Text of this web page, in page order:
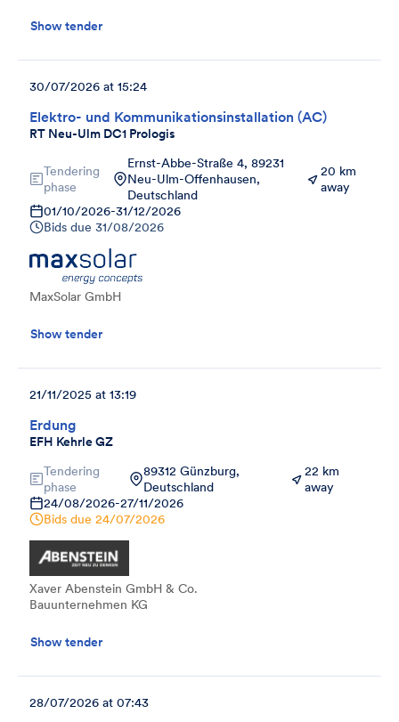
Show tender
Elektro- und Kommunikationsinstallation (AC)
RT Neu-Ulm DC1 Prologis
30/07/2026 at 15:24
Tendering
phase
Ernst-Abbe-Straße 4, 89231
Neu-Ulm-Offenhausen,
Deutschland
20 km
away
01/10/2026-31/12/2026
Bids due 31/08/2026
MaxSolar GmbH
Show tender
Erdung
EFH Kehrle GZ
21/11/2025 at 13:19
Tendering
phase
89312 Günzburg,
Deutschland
22 km
away
24/08/2026-27/11/2026
Bids due 24/07/2026
Xaver Abenstein GmbH & Co.
Bauunternehmen KG
Show tender
28/07/2026 at 07:43